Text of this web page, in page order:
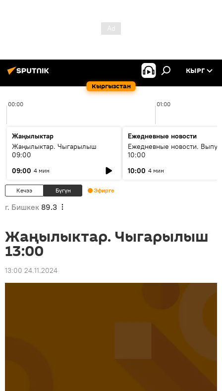
Кыргызстан
КЫРГ
00:00 01:00
Жаңылыктар
Жаңылыктар. Чыгарылыш
09:00
09:00 4 мин
Ежедневные новости
Ежедневные новости.
10:00
10:00 4 мин
Кечээ Бүгүн Эфирге
г. Бишкек 89.3
Жаңылыктар. Чыгарылыш
13:00
13:00 24.11.2024